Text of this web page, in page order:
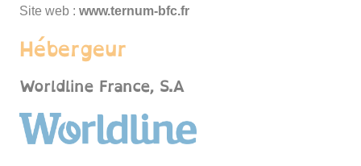
Site web : www.ternum-bfc.fr
Hébergeur
Worldline France, S.A